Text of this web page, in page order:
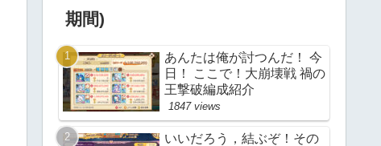
期間)
あんたは俺が討つんだ！ 今
日！ ここで！大崩壊戦 禍の
王撃破編成紹介
1847 views
いいだろう，結ぶぞ！その